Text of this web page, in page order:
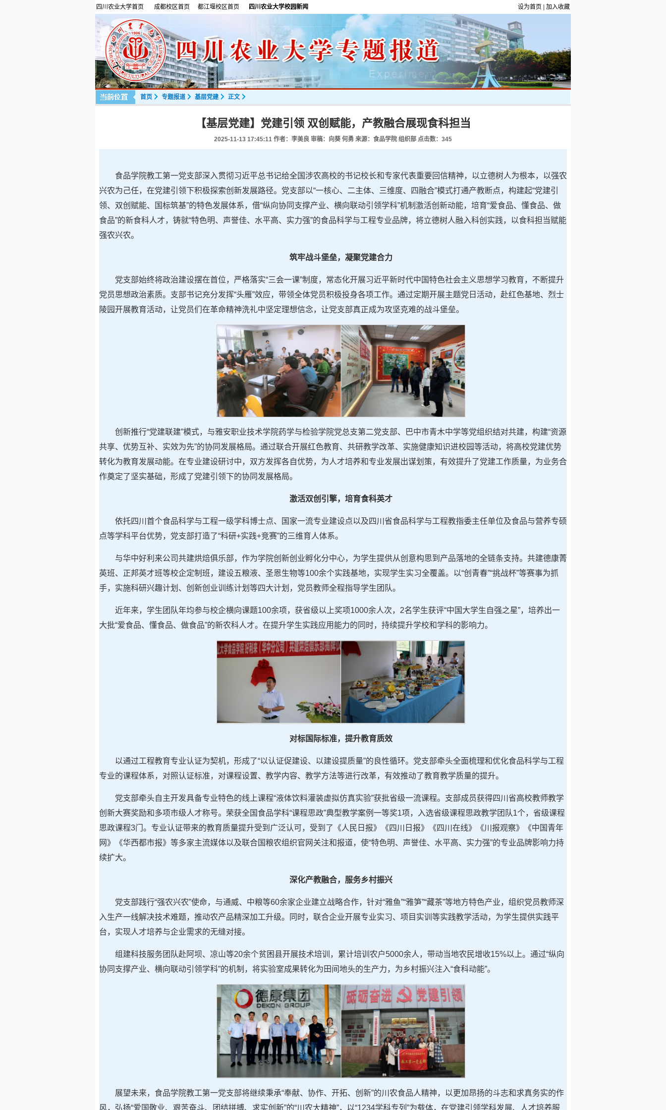
四川农业大学首页 成都校区首页 都江堰校区首页 四川农业大学校园新闻 设为首页 加入收藏
首页 专题报道 基层党建 正文
【基层党建】党建引领 双创赋能，产教融合展现食科担当
2025-11-13 17:45:11 作者：李美良 审稿：向葵 何勇 来源：食品学院 组织部 点击数： 345
食品学院教工第一党支部深入贯彻习近平总书记给全国涉农高校的书记校长和专家代表重要回信精神，以立德树人为根本，以强农
兴农为己任，在党建引领下积极探索创新发展路径。党支部以“一核心、二主体、三维度、四融合”模式打通产教断点，构建起“党建引
领、双创赋能、国标筑基”的特色发展体系，借“纵向协同支撑产业、横向联动引领学科”机制激活创新动能，培育“爱食品、懂食品、做
食品”的新食科人才，铸就“特色明、声誉佳、水平高、实力强”的食品科学与工程专业品牌，将立德树人融入科创实践，以食科担当赋能
强农兴农。
筑牢战斗堡垒，凝聚党建合力
党支部始终将政治建设摆在首位，严格落实“三会一课”制度，常态化开展习近平新时代中国特色社会主义思想学习教育，不断提升
党员思想政治素质。支部书记充分发挥“头雁”效应，带领全体党员积极投身各项工作。通过定期开展主题党日活动，赴红色基地、烈士
陵园开展教育活动，让党员们在革命精神洗礼中坚定理想信念，让党支部真正成为攻坚克难的战斗堡垒。
创新推行“党建联建”模式，与雅安职业技术学院药学与检验学院党总支第二党支部、巴中市青木中学等党组织结对共建，构建“资源
共享、优势互补、实效为先”的协同发展格局。通过联合开展红色教育、共研教学改革、实施健康知识进校园等活动，将高校党建优势
转化为教育发展动能。在专业建设研讨中，双方发挥各自优势，为人才培养和专业发展出谋划策，有效提升了党建工作质量，为业务合
作奠定了坚实基础，形成了党建引领下的协同发展格局。
激活双创引擎，培育食科英才
依托四川首个食品科学与工程一级学科博士点、国家一流专业建设点以及四川省食品科学与工程教指委主任单位及食品与营养专硕
点等学科平台优势，党支部打造了“科研+实践+竞赛”的三维育人体系。
与华中好利来公司共建烘焙俱乐部，作为学院创新创业孵化分中心，为学生提供从创意构思到产品落地的全链条支持。共建德康菁
英班、正邦英才班等校企定制班，建设五粮液、圣恩生物等100余个实践基地，实现学生实习全覆盖。以“创青春”“挑战杯”等赛事为抓
手，实施科研兴趣计划、创新创业训练计划等四大计划，党员教师全程指导学生团队。
近年来，学生团队年均参与校企横向课题100余项，获省级以上奖项1000余人次，2名学生获评“中国大学生自强之星”，培养出一
大批“爱食品、懂食品、做食品”的新农科人才。在提升学生实践应用能力的同时，持续提升学校和学科的影响力。
对标国际标准，提升教育质效
以通过工程教育专业认证为契机，形成了“以认证促建设、以建设提质量”的良性循环。党支部牵头全面梳理和优化食品科学与工程
专业的课程体系，对照认证标准，对课程设置、教学内容、教学方法等进行改革，有效推动了教育教学质量的提升。
党支部牵头自主开发具备专业特色的线上课程“液体饮料灌装虚拟仿真实验”获批省级一流课程。支部成员获得四川省高校教师教学
创新大赛奖励和多项市级人才称号。荣获全国食品学科“课程思政”典型教学案例一等奖1项，入选省级课程思政教学团队1个，省级课程
思政课程3门。专业认证带来的教育质量提升受到广泛认可，受到了《人民日报》《四川日报》《四川在线》《川报观察》《中国青年
网》《华西都市报》等多家主流媒体以及联合国粮农组织官网关注和报道，使“特色明、声誉佳、水平高、实力强”的专业品牌影响力持
续扩大。
深化产教融合，服务乡村振兴
党支部践行“强农兴农”使命，与通威、中粮等60余家企业建立战略合作，针对“雅鱼”“雅笋”“藏茶”等地方特色产业，组织党员教师深
入生产一线解决技术难题，推动农产品精深加工升级。同时，联合企业开展专业实习、项目实训等实践教学活动，为学生提供实践平
台，实现人才培养与企业需求的无缝对接。
组建科技服务团队赴阿坝、凉山等20余个贫困县开展技术培训，累计培训农户5000余人，带动当地农民增收15%以上。通过“纵向
协同支撑产业、横向联动引领学科”的机制，将实验室成果转化为田间地头的生产力，为乡村振兴注入“食科动能”。
展望未来，食品学院教工第一党支部将继续秉承“奉献、协作、开拓、创新”的川农食品人精神，以更加昂扬的斗志和求真务实的作
风，弘扬“爱国敬业、艰苦奋斗、团结拼搏、求实创新”的“川农大精神”，以“1234学科专列”为载体，在党建引领学科发展、人才培养服